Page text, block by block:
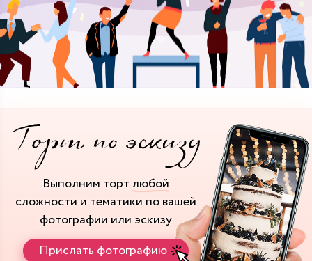
Выполним торт любой
сложности и тематики по вашей
фотографии или эскизу
Прислать фотографию